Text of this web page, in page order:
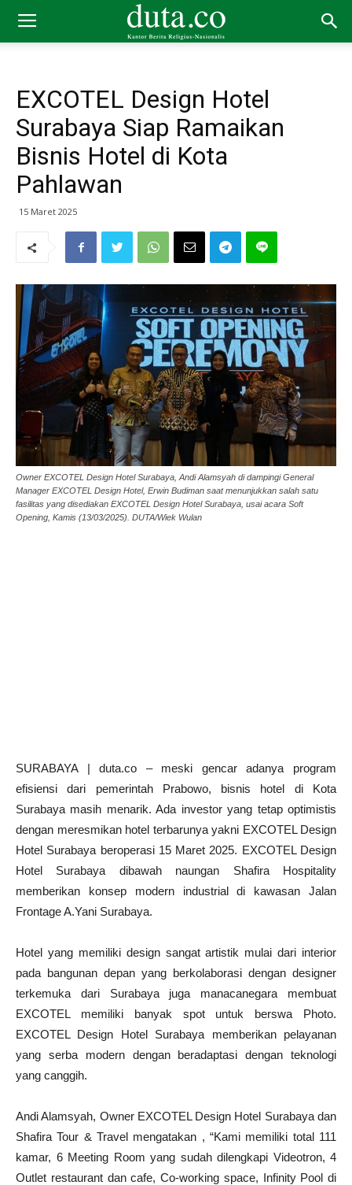
EXCOTEL Design Hotel
Surabaya Siap Ramaikan
Bisnis Hotel di Kota
Pahlawan
15 Maret 2025
Owner EXCOTEL Design Hotel Surabaya, Andi Alamsyah di dampingi General
Manager EXCOTEL Design Hotel, Erwin Budiman saat menunjukkan salah satu
fasilitas yang disediakan EXCOTEL Design Hotel Surabaya, usai acara Soft
Opening, Kamis (13/03/2025). DUTA/Wiek Wulan
SURABAYA | duta.co – meski gencar adanya program
efisiensi dari pemerintah Prabowo, bisnis hotel di Kota
Surabaya masih menarik. Ada investor yang tetap optimistis
dengan meresmikan hotel terbarunya yakni EXCOTEL Design
Hotel Surabaya beroperasi 15 Maret 2025. EXCOTEL Design
Hotel Surabaya dibawah naungan Shafira Hospitality
memberikan konsep modern industrial di kawasan Jalan
Frontage A.Yani Surabaya.
Hotel yang memiliki design sangat artistik mulai dari interior
pada bangunan depan yang berkolaborasi dengan designer
terkemuka dari Surabaya juga manacanegara membuat
EXCOTEL memiliki banyak spot untuk berswa Photo.
EXCOTEL Design Hotel Surabaya memberikan pelayanan
yang serba modern dengan beradaptasi dengan teknologi
yang canggih.
Andi Alamsyah, Owner EXCOTEL Design Hotel Surabaya dan
Shafira Tour & Travel mengatakan , “Kami memiliki total 111
kamar, 6 Meeting Room yang sudah dilengkapi Videotron, 4
Outlet restaurant dan cafe, Co-working space, Infinity Pool di